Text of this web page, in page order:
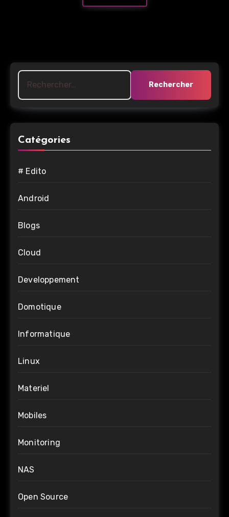
Rechercher :
Catégories
# Edito
Android
Blogs
Cloud
Developpement
Domotique
Informatique
Linux
Materiel
Mobiles
Monitoring
NAS
Open Source